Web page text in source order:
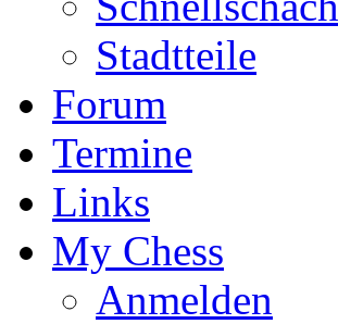
Stadtteile
Forum
Termine
Links
My Chess
Anmelden